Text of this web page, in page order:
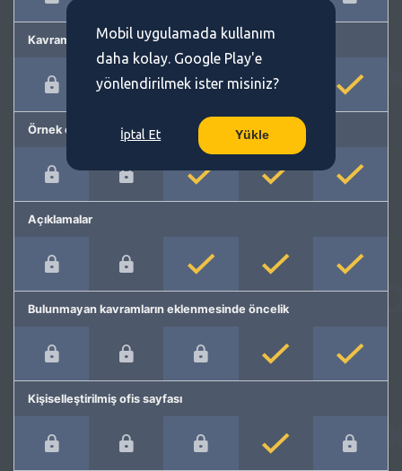
Kavram önerme
Örnek cümleler
Açıklamalar
Bulunmayan kavramların eklenmesinde öncelik
Kişiselleştirilmiş ofis sayfası
Mobil uygulamada kullanım
daha kolay. Google Play'e
yönlendirilmek ister misiniz?
İptal Et Yükle